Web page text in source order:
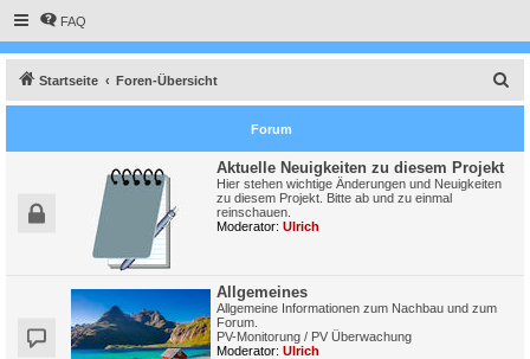
FAQ
Startseite Foren-Übersicht
u
Forum
Aktuelle Neuigkeiten zu diesem Projekt
Hier stehen wichtige Änderungen und Neuigkeiten
zu diesem Projekt. Bitte ab und zu einmal
reinschauen.
Moderator: Ulrich
Allgemeines
Allgemeine Informationen zum Nachbau und zum
Forum.
PV-Monitorung / PV Überwachung
Moderator: Ulrich